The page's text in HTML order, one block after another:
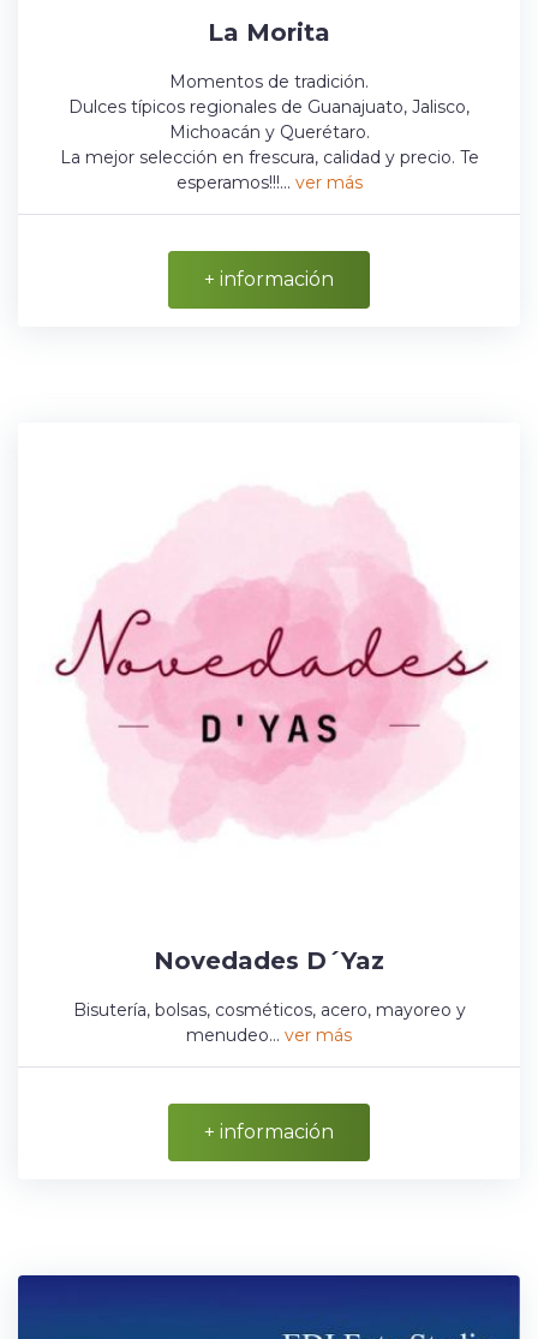
La Morita
Momentos de tradición.
Dulces típicos regionales de Guanajuato, Jalisco,
Michoacán y Querétaro.
La mejor selección en frescura, calidad y precio. Te
esperamos!!!... ver más
+ información
Novedades D´Yaz
Bisutería, bolsas, cosméticos, acero, mayoreo y
menudeo... ver más
+ información